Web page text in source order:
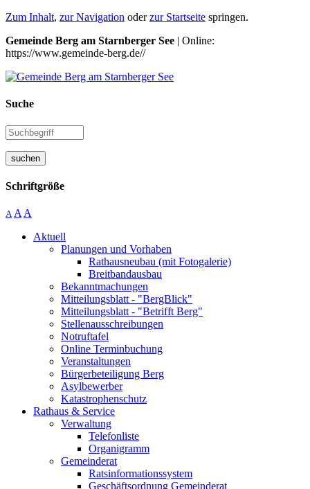
Zum Inhalt, zur Navigation oderzur Startseite springen.
Gemeinde Berg am Starnberger See | Online:
https://www.gemeinde-berg.de//
Suche
suchen
Schriftgröße
A A A
Aktuell
Planungen und Vorhaben
Rathausneubau (mit Fotogalerie)
Breitbandausbau
Bekanntmachungen
Mitteilungsblatt - "BergBlick"
Mitteilungsblatt - "Betrifft Berg"
Stellenausschreibungen
Notruftafel
Online Terminbuchung
Veranstaltungen
Bürgerbeteiligung Berg
Asylbewerber
Katastrophenschutz
Rathaus & Service
Verwaltung
Telefonliste
Organigramm
Gemeinderat
Ratsinformationssystem
Geschäftsordnung Gemeinderat